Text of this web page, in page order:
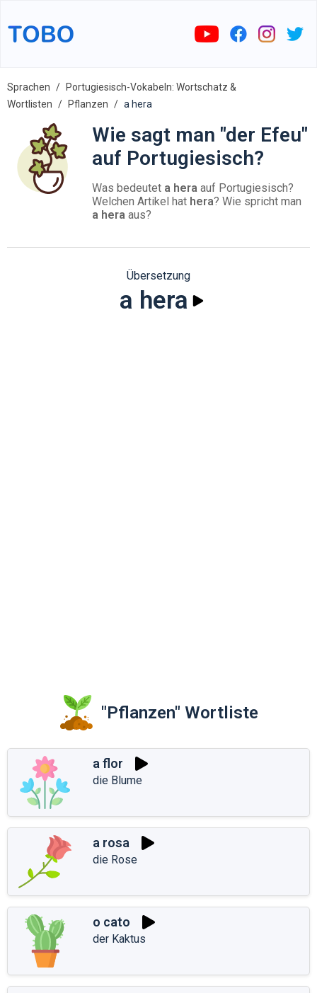
Sprachen
Portugiesisch-Vokabeln: Wortschatz &
Wortlisten
Pflanzen a hera
Wie sagt man "der Efeu"
auf Portugiesisch?
Was bedeutet a hera auf Portugiesisch?
Welchen Artikel hat hera? Wie spricht man
a hera aus?
Übersetzung
a hera
"Pflanzen" Wortliste
a flor
die Blume
a rosa
die Rose
o cato
der Kaktus